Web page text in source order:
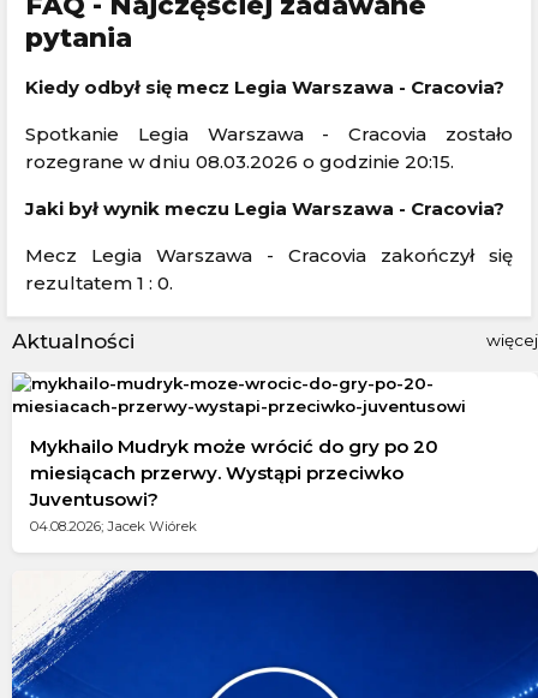
pytania
Kiedy odbył się mecz Legia Warszawa - Cracovia?
Spotkanie Legia Warszawa - Cracovia zostało
rozegrane w dniu 08.03.2026 o godzinie 20:15.
Jaki był wynik meczu Legia Warszawa - Cracovia?
Mecz Legia Warszawa - Cracovia zakończył się
rezultatem 1 : 0.
Aktualności więcej
Mykhailo Mudryk może wrócić do gry po 20
miesiącach przerwy. Wystąpi przeciwko
Juventusowi?
04.08.2026; Jacek Wiórek